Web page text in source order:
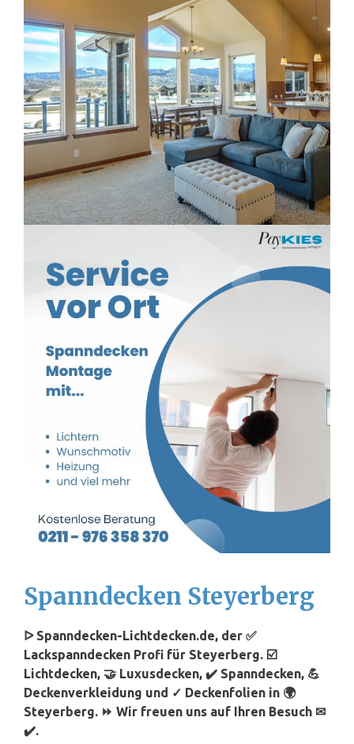
Spanndecken Steyerberg
ᐅ Spanndecken-Lichtdecken.de, der ✅
Lackspanndecken Profi für Steyerberg. ☑️
Lichtdecken, 🤝 Luxusdecken, ✔️ Spanndecken, 💪
Deckenverkleidung und ✓ Deckenfolien in 🌍
Steyerberg. ⏩ Wir freuen uns auf Ihren Besuch ✉
✔️.